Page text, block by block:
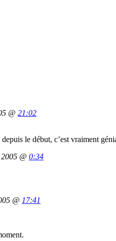
@ 21:02
le début, c’est vraiment
@ 0:34
@ 17:41